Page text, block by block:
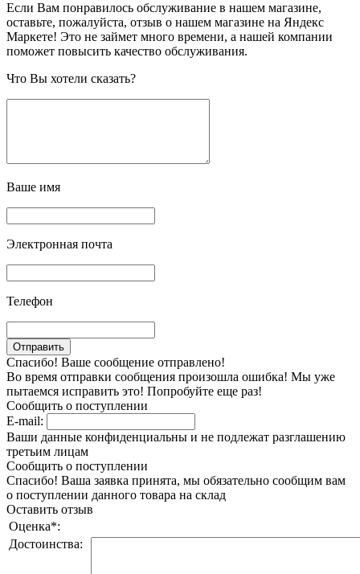
Если Вам понравилось обслуживание в нашем магазине,
оставьте, пожалуйста, отзыв о нашем магазине на Яндекс
Маркете! Это не займет много времени, а нашей компании
поможет повысить качество обслуживания.
Что Вы хотели сказать?
Ваше имя
Электронная почта
Телефон
Спасибо! Ваше сообщение отправлено!
Во время отправки сообщения произошла ошибка! Мы уже
пытаемся исправить это! Попробуйте еще раз!
Сообщить о поступлении
E-mail:
Ваши данные конфиденциальны и не подлежат разглашению
третьим лицам
Сообщить о поступлении
Спасибо! Ваша заявка принята, мы обязательно сообщим вам
о поступлении данного товара на склад
Оставить отзыв
Оценка*:
Достоинства: